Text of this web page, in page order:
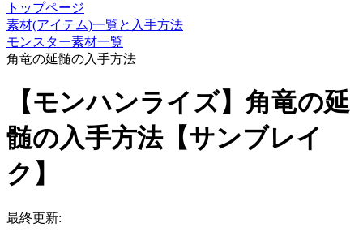
トップページ
素材(アイテム)一覧と入手方法
モンスター素材一覧
角竜の延髄の入手方法
【モンハンライズ】角竜の延
髄の入手方法【サンブレイ
ク】
最終更新: